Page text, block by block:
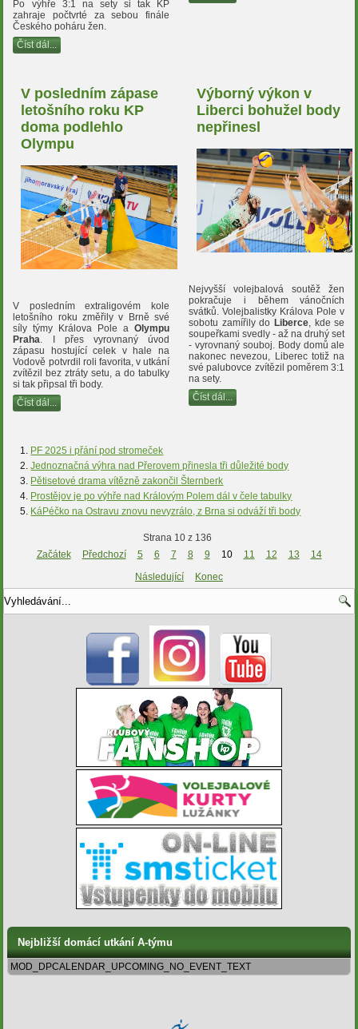
Po výhře 3:1 na sety si tak KP
zahraje počtvrté za sebou finále
Českého poháru žen.
Číst dál...
V posledním zápase
letošního roku KP
doma podlehlo
Olympu
V posledním extraligovém kole
letošního roku změřily v Brně své
síly týmy Králova Pole a Olympu
Praha. I přes vyrovnaný úvod
zápasu hostující celek v hale na
Vodově potvrdil roli favorita, v utkání
zvítězil bez ztráty setu, a do tabulky
si tak připsal tři body.
Číst dál...
Výborný výkon v
Liberci bohužel body
nepřinesl
Nejvyšší volejbalová soutěž žen
pokračuje i během vánočních
svátků. Volejbalistky Králova Pole v
sobotu zamířily do Liberce, kde se
soupeřkami svedly - až na druhý set
- vyrovnaný souboj. Body domů ale
nakonec nevezou, Liberec totiž na
své palubovce zvítězil poměrem 3:1
na sety.
Číst dál...
PF 2025 i přání pod stromeček
Jednoznačná výhra nad Přerovem přinesla tři důležité body
Pětisetové drama vítězně zakončil Šternberk
Prostějov je po výhře nad Královým Polem dál v čele tabulky
KáPéčko na Ostravu znovu nevyzrálo, z Brna si odváží tři body
Strana 10 z 136
Začátek
Předchozí 5 6 7 8 9 10 11 12 13
14
Následující
Konec
Nejbližší domácí utkání A-týmu
MOD_DPCALENDAR_UPCOMING_NO_EVENT_TEXT